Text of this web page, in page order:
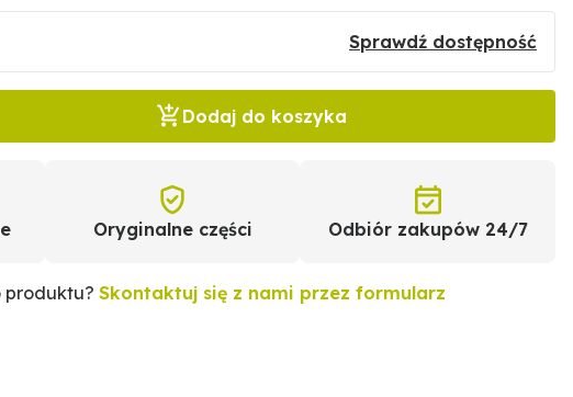
Sprawdź dostępność
Dodaj do koszyka
Oryginalne części Odbiór zakupów 24/7
produktu?Skontaktuj się z nami przez formularz